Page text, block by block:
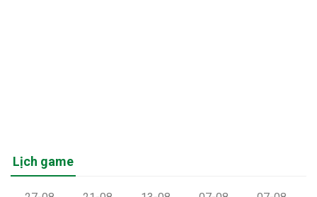
Lịch game